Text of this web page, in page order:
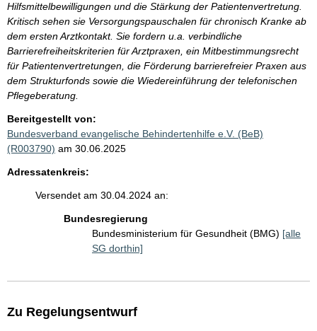
Hilfsmittelbewilligungen und die Stärkung der Patientenvertretung.
Kritisch sehen sie Versorgungspauschalen für chronisch Kranke ab
dem ersten Arztkontakt. Sie fordern u.a. verbindliche
Barrierefreiheitskriterien für Arztpraxen, ein Mitbestimmungsrecht
für Patientenvertretungen, die Förderung barrierefreier Praxen aus
dem Strukturfonds sowie die Wiedereinführung der telefonischen
Pflegeberatung.
Bereitgestellt von:
Bundesverband evangelische Behindertenhilfe e.V. (BeB)
(R003790) am 30.06.2025
Adressatenkreis:
Versendet am 30.04.2024 an:
Bundesregierung
Bundesministerium für Gesundheit (BMG) [alle
SG dorthin]
Zu Regelungsentwurf